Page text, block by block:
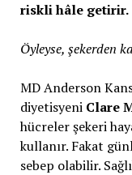
riskli hâle getirir.
Öyleyse, şekerden
MD Anderson
diyetisyeni Clare
hücreler şekeri
kullanır. Fakat
sebep olabilir.